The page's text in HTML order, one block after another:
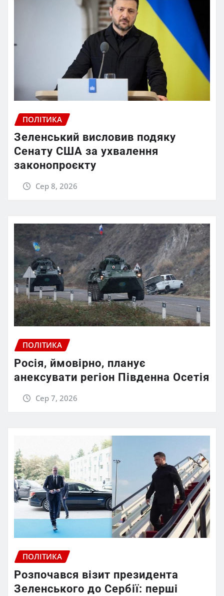
ПОЛІТИКА
Зеленський висловив подяку
Сенату США за ухвалення
законопроєкту
Сер 8, 2026
ПОЛІТИКА
Росія, ймовірно, планує
анексувати регіон Південна Осетія
Сер 7, 2026
ПОЛІТИКА
Розпочався візит президента
Зеленського до Сербії: перші